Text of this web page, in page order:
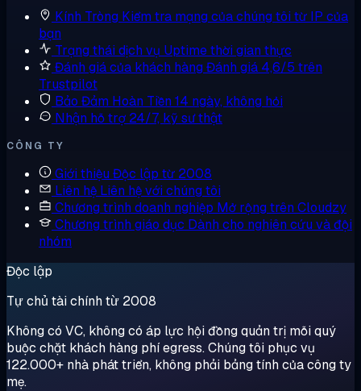
Kính Tròng Kiểm tra mạng của chúng tôi từ IP của
bạn
Trạng thái dịch vụ Uptime thời gian thực
Đánh giá của khách hàng Đánh giá 4,6/5 trên
Trustpilot
Bảo Đảm Hoàn Tiền 14 ngày, không hỏi
Nhận hỗ trợ 24/7, kỹ sư thật
CÔNG TY
Giới thiệu Độc lập từ 2008
Liên hệ Liên hệ với chúng tôi
Chương trình doanh nghiệp Mở rộng trên Cloudzy
Chương trình giáo dục Dành cho nghiên cứu và đội
nhóm
Độc lập
Tự chủ tài chính từ 2008
Không có VC, không có áp lực hội đồng quản trị mỗi quý
buộc chặt khách hàng phí egress. Chúng tôi phục vụ
122.000+ nhà phát triển, không phải bảng tính của công ty
mẹ.